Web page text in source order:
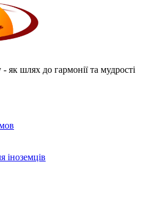
як шлях до гармонії та мудрості
іноземців